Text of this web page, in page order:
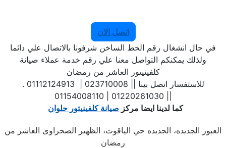
اتصل الان
في حال انشغال رقم الخط الساخن شرفونا بالاتصال علي دائما
ولذلك يمكنكم التواصل معنا علي رقم خدمة عملاء صيانة
كلفينيتور العاشر من رمضان
. للاستفسار اتصل بينا || 023710008 | 01112124913
كما لدينا ايضا مركز صيانة كلفينيتور حلوان
العبور الجديده، الجديده حي الياقوت، الظهير الصحراوى العاشر من
رمضان